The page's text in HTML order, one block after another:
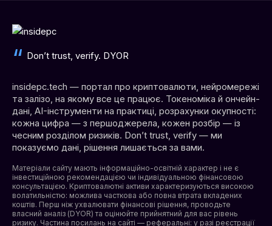
Don’t trust, verify. DYOR
insidepc.tech — портал про криптовалюти, нейромережі
та залізо, на якому все це працює. Токеноміка й ончейн-
дані, AI-інструменти на практиці, розрахунки окупності:
кожна цифра — з першоджерела, кожен розбір — із
чесним розділом ризиків. Don’t trust, verify — ми
показуємо дані, рішення лишається за вами.
Матеріали сайту мають інформаційно-освітній характер і не є
інвестиційною рекомендацією чи індивідуальною фінансовою
консультацією. Криптовалютні активи характеризуються високою
волатильністю: можлива часткова або повна втрата вкладених
коштів. Перш ніж ухвалювати фінансові рішення, проводьте
власний аналіз (DYOR) та оцінюйте прийнятний для вас рівень
ризику. Частина посилань на сайті — реферальні: у разі реєстрації